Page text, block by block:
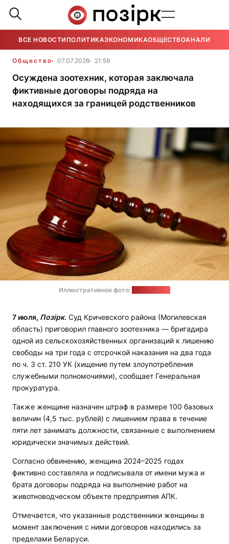
ВСЕ НОВОСТИ ПОЛИТИКАЭКОНОМИКАОБЩЕСТВОАНАЛИТИКА
Общество 07.07.2026 21:59
Осуждена зоотехник, которая заключала
фиктивные договоры подряда на
находящихся за границей родственников
Иллюстративное фото:
7 июля, Позірк. Суд Кричевского района (Могилевская
область) приговорил главного зоотехника — бригадира
одной из сельскохозяйственных организаций к лишению
свободы на три года с отсрочкой наказания на два года
по ч. 3 ст. 210 УК (хищение путем злоупотребления
служебными полномочиями), сообщает Генеральная
прокуратура.
Также женщине назначен штраф в размере 100 базовых
величин (4,5 тыс. рублей) с лишением права в течение
пяти лет занимать должности, связанные с выполнением
юридически значимых действий.
Согласно обвинению, женщина 2024–2025 годах
фиктивно составляла и подписывала от имени мужа и
брата договоры подряда на выполнение работ на
животноводческом объекте предприятия АПК.
Отмечается, что указанные родственники женщины в
момент заключения с ними договоров находились за
пределами Беларуси.